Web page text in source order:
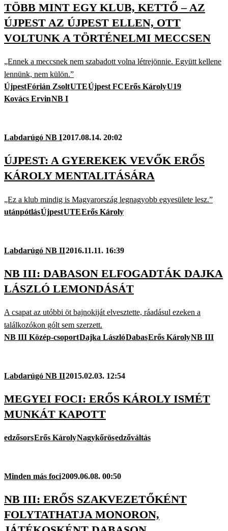
TÖBB MINT EGY KLUB, KETTŐ – AZ
ÚJPEST AZ ÚJPEST ELLEN, OTT
VOLTUNK A TÖRTÉNELMI MECCSEN
„Ennek a meccsnek nem szabadott volna létrejönnie. Együtt kellene
lennünk, nem külön.”
ÚjpestFórián ZsoltUTEÚjpest FCErős KárolyU19
Kovács ErvinNB I
Labdarúgó NB I2017.08.14. 20:02
ÚJPEST: A GYEREKEK VEVŐK ERŐS
KÁROLY MENTALITÁSÁRA
„Ez a klub mindig is Magyarország legnagyobb egyesülete lesz.”
utánpótlásÚjpestUTEErős Károly
Labdarúgó NB II2016.11.11. 16:39
NB III: DABASON ELFOGADTÁK DAJKA
LÁSZLÓ LEMONDÁSÁT
A csapat az utóbbi öt bajnokiját elvesztette, ráadásul ezeken a
találkozókon gólt sem szerzett.
NB III Közép-csoportDajka LászlóDabasErős KárolyNB III
Labdarúgó NB II2015.02.03. 12:54
MEGYEI FOCI: ERŐS KÁROLY ISMÉT
MUNKÁT KAPOTT
edzősorsErős KárolyNagykőrösedzőváltás
Minden más foci2009.06.08. 00:50
NB III: ERŐS SZAKVEZETŐKÉNT
FOLYTATHATJA MONORON,